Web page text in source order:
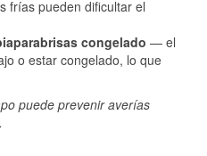
frías pueden dificultar el
congelado — el
o estar congelado, lo que
puede prevenir averías